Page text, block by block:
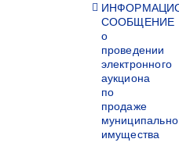
СООБЩЕНИЕ
о
проведении
электронного
аукциона
по
продаже
имущества